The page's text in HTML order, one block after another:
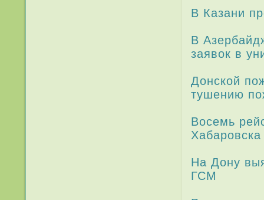
В Казани
В
заявок в
Донской
тушению
Восемь
Хабаровска
На Дону
ГСМ